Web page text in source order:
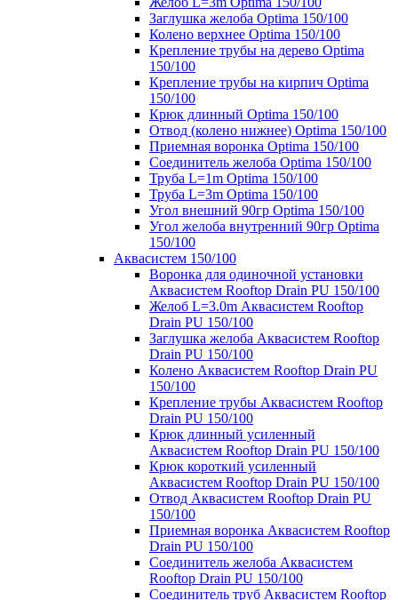
Заглушка желоба Optima 150/100
Колено верхнее Optima 150/100
Крепление трубы на дерево Optima
150/100
Крепление трубы на кирпич Optima
150/100
Крюк длинный Optima 150/100
Отвод (колено нижнее) Optima 150/100
Приемная воронка Optima 150/100
Соединитель желоба Optima 150/100
Труба L=1m Optima 150/100
Труба L=3m Optima 150/100
Угол внешний 90гр Optima 150/100
Угол желоба внутренний 90гр Optima
150/100
Аквасистем 150/100
Воронка для одиночной установки
Аквасистем Rooftop Drain PU 150/100
Желоб L=3.0m Аквасистем Rooftop
Drain PU 150/100
Заглушка желоба Аквасистем Rooftop
Drain PU 150/100
Колено Аквасистем Rooftop Drain PU
150/100
Крепление трубы Аквасистем Rooftop
Drain PU 150/100
Крюк длинный усиленный
Аквасистем Rooftop Drain PU 150/100
Крюк короткий усиленный
Аквасистем Rooftop Drain PU 150/100
Отвод Аквасистем Rooftop Drain PU
150/100
Приемная воронка Аквасистем Rooftop
Drain PU 150/100
Соединитель желоба Аквасистем
Rooftop Drain PU 150/100
Соединитель труб Аквасистем Rooftop